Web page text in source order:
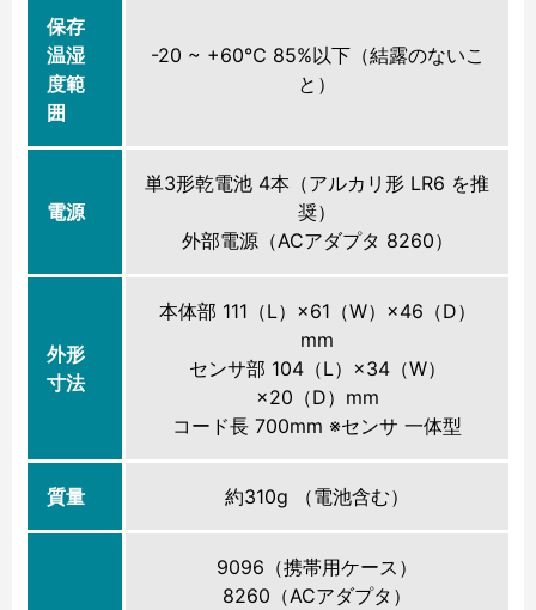
保存
温湿
度範
囲
-20 ~ +60℃ 85%以下（結露のないこ
と）
電源
単3形乾電池 4本（アルカリ形 LR6 を推
奨）
外部電源（ACアダプタ 8260）
外形
寸法
本体部 111（L）×61（W）×46（D）
mm
センサ部 104（L）×34（W）
×20（D）mm
コード長 700mm ※センサ 一体型
質量 約310g （電池含む）
9096（携帯用ケース）
8260（ACアダプタ）